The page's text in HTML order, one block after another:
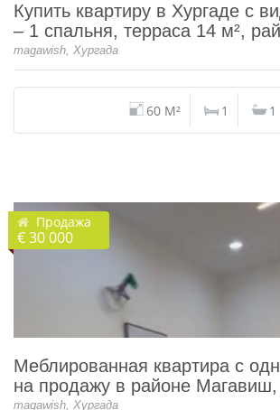
Купить квартиру в Хургаде с
– 1 спальня, терраса 14 м²,
magawish, Хургада
60 M² 1 1
Продажа
€ 30 000
Меблированная квартира с
на продажу в районе Магавиш,
magawish, Хургада